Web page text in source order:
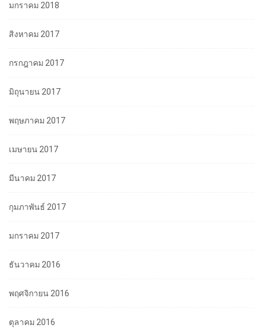
มกราคม 2018
สิงหาคม 2017
กรกฎาคม 2017
มิถุนายน 2017
พฤษภาคม 2017
เมษายน 2017
มีนาคม 2017
กุมภาพันธ์ 2017
มกราคม 2017
ธันวาคม 2016
พฤศจิกายน 2016
ตุลาคม 2016